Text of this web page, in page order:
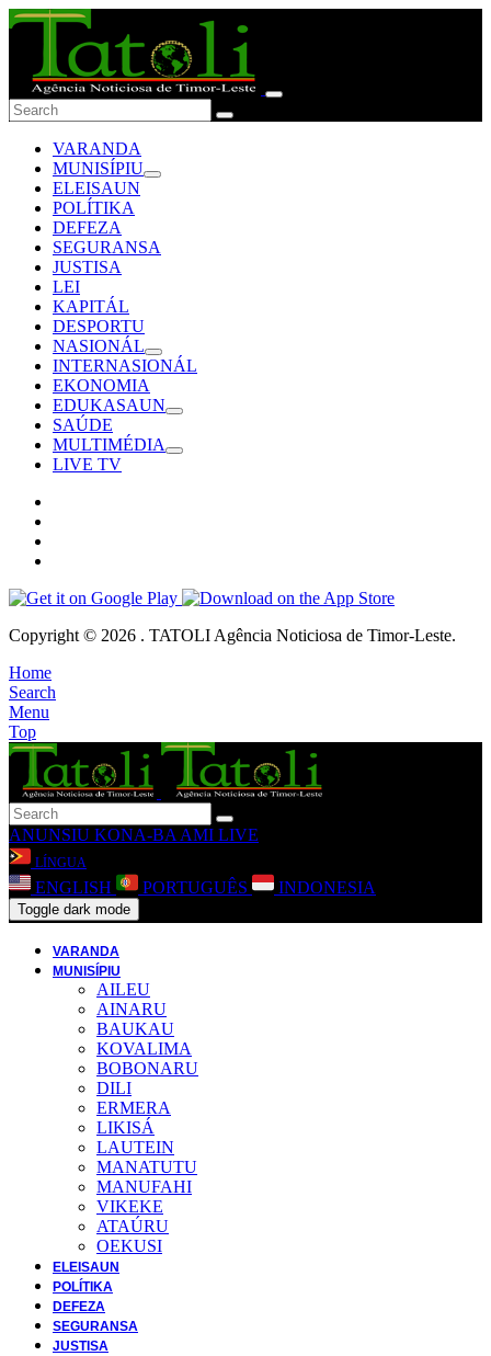
VARANDA
MUNISÍPIU
ELEISAUN
POLÍTIKA
DEFEZA
SEGURANSA
JUSTISA
LEI
KAPITÁL
DESPORTU
NASIONÁL
INTERNASIONÁL
EKONOMIA
EDUKASAUN
SAÚDE
MULTIMÉDIA
LIVE TV
Copyright © 2026 . TATOLI Agência Noticiosa de Timor-Leste.
Home
Search
Menu
Top
ANUNSIU KONA-BA AMI LIVE
LÍNGUA
ENGLISH PORTUGUÊS INDONESIA
Toggle dark mode
VARANDA
MUNISÍPIU
AILEU
AINARU
BAUKAU
KOVALIMA
BOBONARU
DILI
ERMERA
LIKISÁ
LAUTEIN
MANATUTU
MANUFAHI
VIKEKE
ATAÚRU
OEKUSI
ELEISAUN
POLÍTIKA
DEFEZA
SEGURANSA
JUSTISA